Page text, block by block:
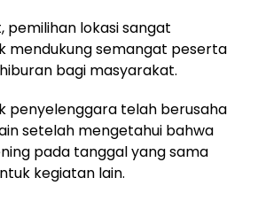
pemilihan lokasi sangat
mendukung semangat peserta
bagi masyarakat.
penyelenggara telah berusaha
setelah mengetahui bahwa
pada tanggal yang sama
kegiatan lain.